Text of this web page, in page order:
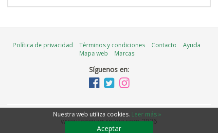
Política de privacidad Términos y condiciones Contacto
Ayuda
Mapa web
Marcas
Síguenos en:
www.topmaquinaria.com 2026
Nuestra web utiliza cookies. Leer más »
Aceptar